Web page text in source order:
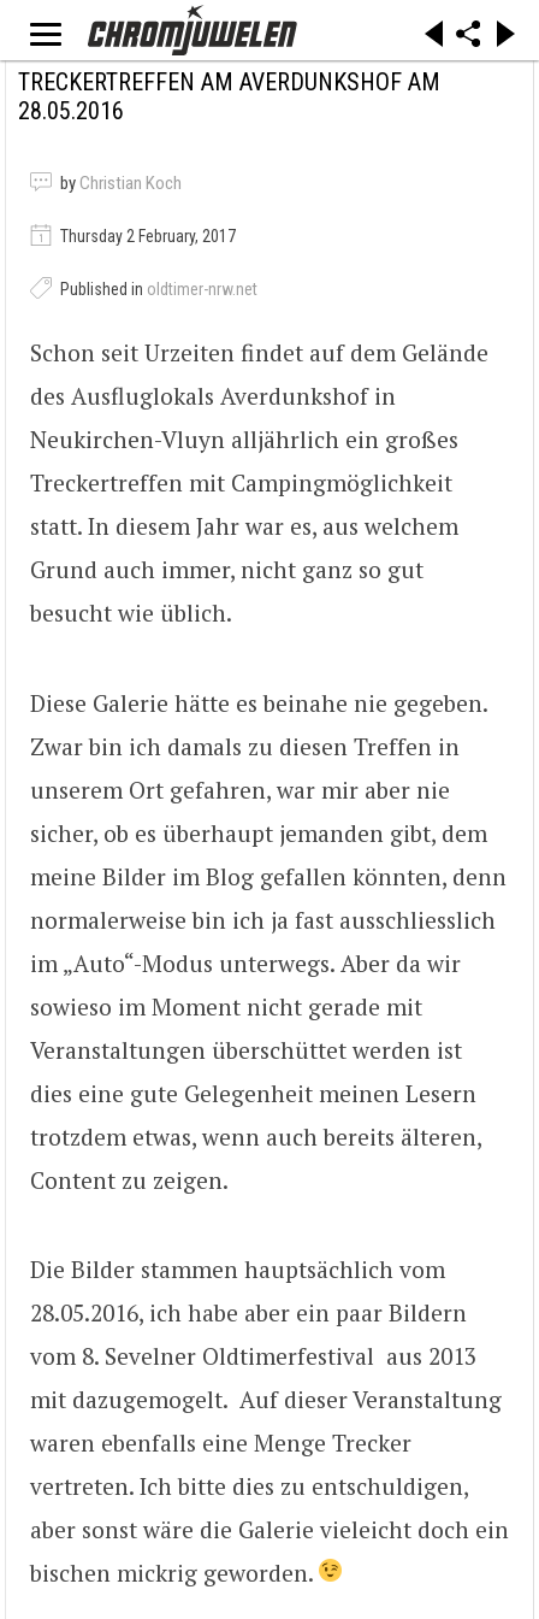
TRECKERTREFFEN AM AVERDUNKSHOF AM
28.05.2016
by Christian Koch
Thursday 2 February, 2017
Published in oldtimer-nrw.net
Schon seit Urzeiten findet auf dem Gelände
des Ausfluglokals Averdunkshof in
Neukirchen-Vluyn alljährlich ein großes
Treckertreffen mit Campingmöglichkeit
statt. In diesem Jahr war es, aus welchem
Grund auch immer, nicht ganz so gut
besucht wie üblich.
Diese Galerie hätte es beinahe nie gegeben.
Zwar bin ich damals zu diesen Treffen in
unserem Ort gefahren, war mir aber nie
sicher, ob es überhaupt jemanden gibt, dem
meine Bilder im Blog gefallen könnten, denn
normalerweise bin ich ja fast ausschliesslich
im „Auto“-Modus unterwegs. Aber da wir
sowieso im Moment nicht gerade mit
Veranstaltungen überschüttet werden ist
dies eine gute Gelegenheit meinen Lesern
trotzdem etwas, wenn auch bereits älteren,
Content zu zeigen.
Die Bilder stammen hauptsächlich vom
28.05.2016, ich habe aber ein paar Bildern
vom 8. Sevelner Oldtimerfestival aus 2013
mit dazugemogelt. Auf dieser Veranstaltung
waren ebenfalls eine Menge Trecker
vertreten. Ich bitte dies zu entschuldigen,
aber sonst wäre die Galerie vieleicht doch ein
bischen mickrig geworden.